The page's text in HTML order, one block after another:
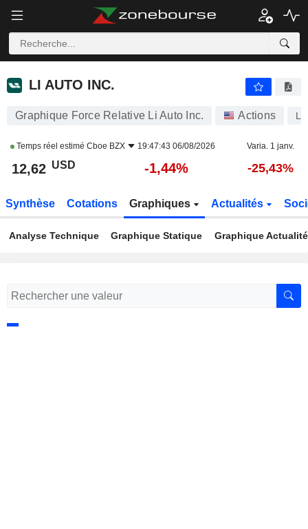
LI AUTO INC.
LI AUTO INC.
Graphique Force Relative Li Auto Inc. Actions LI
Temps réel estimé Cboe BZX 19:47:43 06/08/2026 Varia. 1 janv.
12,62 USD -1,44% -25,43%
Synthèse Cotations Graphiques Actualités
Analyse Technique Graphique Statique Graphique